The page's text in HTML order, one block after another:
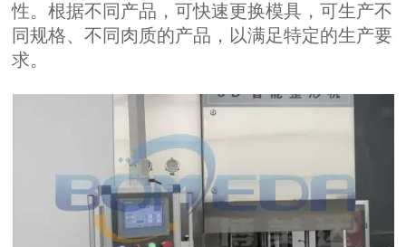
性。根据不同产品，可快速更换模具，可生产不
同规格、不同肉质的产品，以满足特定的生产要
求。